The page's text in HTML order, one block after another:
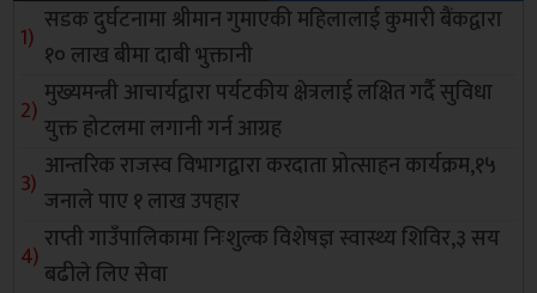
सडक दुर्घटनामा श्रीमान गुमाएकी महिलालाई कुमारी बैंकद्वारा
१० लाख बीमा दाबी भुक्तानी
मुख्यमन्त्री आचार्यद्वारा पर्यटकीय क्षेत्रलाई लक्षित गर्दै सुविधा
युक्त होटलमा लगानी गर्न आग्रह
आन्तरिक राजस्व विभागद्वारा करदाता प्रोत्साहन कार्यक्रम,१५
जनाले पाए १ लाख उपहार
राप्ती गाउँपालिकामा निःशुल्क विशेषज्ञ स्वास्थ्य शिविर,३ सय
बढीले लिए सेवा